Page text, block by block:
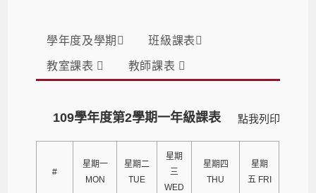
學年度及學期 班級課表
教室課表 教師課表
點我列印
109學年度第2學期一年級課表
#
星期一
MON
星期二
TUE
星期
三
WED
星期四
THU
星期
五 FRI